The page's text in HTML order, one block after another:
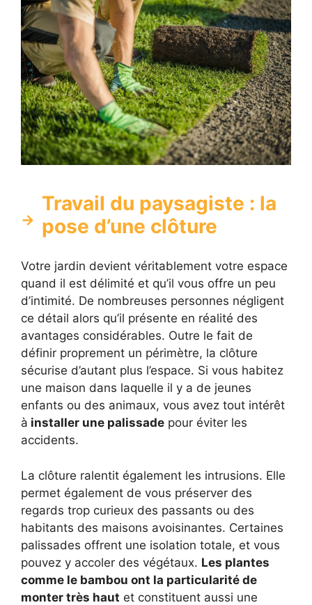
Travail du paysagiste : la
pose d’une clôture
Votre jardin devient véritablement votre espace
quand il est délimité et qu’il vous offre un peu
d’intimité. De nombreuses personnes négligent
ce détail alors qu’il présente en réalité des
avantages considérables. Outre le fait de
définir proprement un périmètre, la clôture
sécurise d’autant plus l’espace. Si vous habitez
une maison dans laquelle il y a de jeunes
enfants ou des animaux, vous avez tout intérêt
à installer une palissade pour éviter les
accidents.
La clôture ralentit également les intrusions. Elle
permet également de vous préserver des
regards trop curieux des passants ou des
habitants des maisons avoisinantes. Certaines
palissades offrent une isolation totale, et vous
pouvez y accoler des végétaux. Les plantes
comme le bambou ont la particularité de
monter très haut et constituent aussi une